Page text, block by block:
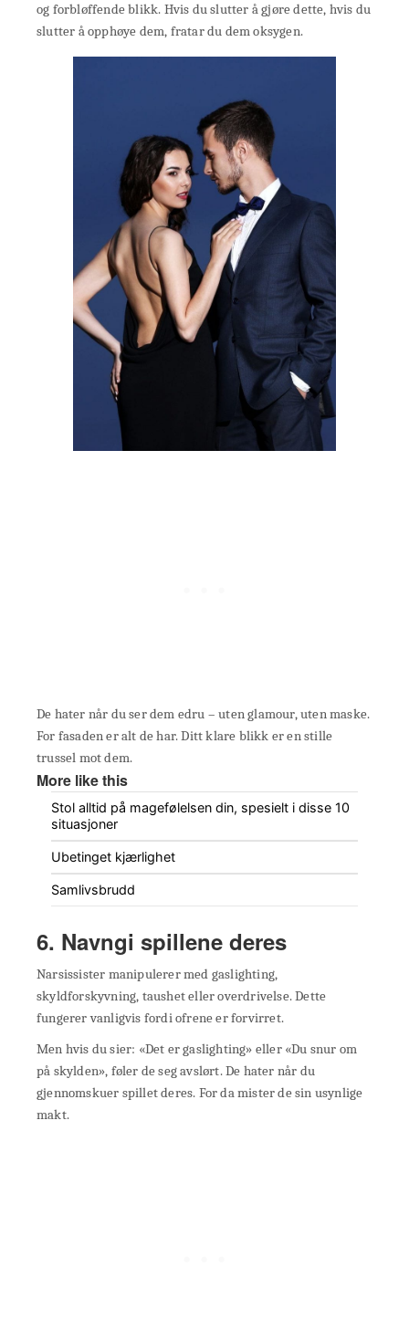
og forbløffende blikk. Hvis du slutter å gjøre dette, hvis du
slutter å opphøye dem, fratar du dem oksygen.
De hater når du ser dem edru – uten glamour, uten maske.
For fasaden er alt de har. Ditt klare blikk er en stille
trussel mot dem.
More like this
Stol alltid på magefølelsen din, spesielt i disse 10
situasjoner
Ubetinget kjærlighet
Samlivsbrudd
6. Navngi spillene deres
Narsissister manipulerer med gaslighting,
skyldforskyvning, taushet eller overdrivelse. Dette
fungerer vanligvis fordi ofrene er forvirret.
Men hvis du sier: «Det er gaslighting» eller «Du snur om
på skylden», føler de seg avslørt. De hater når du
gjennomskuer spillet deres. For da mister de sin usynlige
makt.